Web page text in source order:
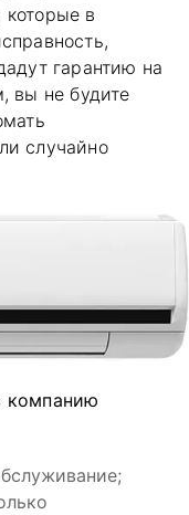
в
гарантию на
вы не будите
случайно
компанию